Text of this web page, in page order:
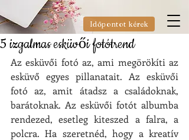
Időpontot kérek
5 izgalmas esküvői fotótrend
Az esküvői fotó az, ami megörökíti az
esküvő egyes pillanatait. Az esküvői
fotó az, amit átadsz a családoknak,
barátoknak. Az esküvői fotót albumba
rendezed, esetleg kiteszed a falra, a
polcra. Ha szeretnéd, hogy a kreatív